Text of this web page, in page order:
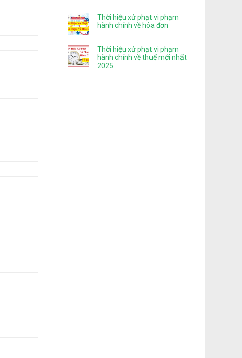
Thời hiệu xử phạt vi phạm
hành chính về hóa đơn
Thời hiệu xử phạt vi phạm
hành chính về thuế mới nhất
2025